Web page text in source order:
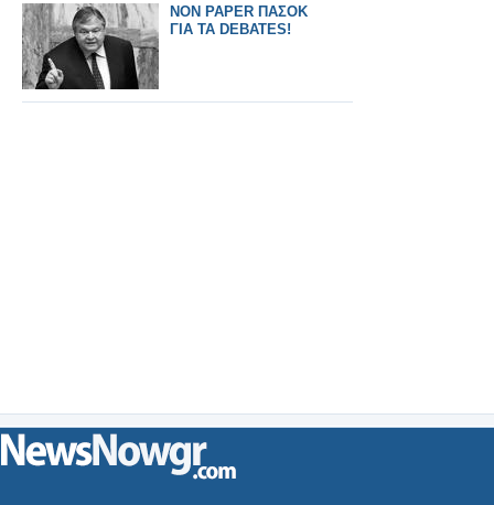
NON PAPER ΠΑΣΟΚ
ΓΙΑ ΤΑ DEBATES!